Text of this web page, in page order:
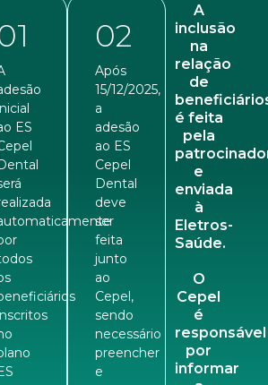
ES
02
Após
15/12/2025,
a
adesão
ao ES
Cepel
Dental
deve
ser
feita
junto
ao
Cepel,
sendo
necessário
preencher
e
A
inclusão
na
relação
de
é feita
pela
e
enviada
à
Eletros-
Saúde.
O
Cepel
é
responsável
por
informar